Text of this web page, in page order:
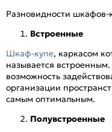
Разновидности шкафов-
Встроенные
Шкаф-купе, каркасом
называется
возможность
организации
самым оптимальным.
Полувстроенные